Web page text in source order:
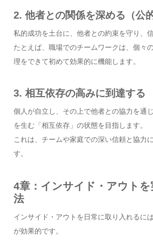
2. 他者との関係を深める（公
私的成功を土台に、他者との約束を守り、
たとえば、職場でのチームワークは、個々
理をできて初めて効果的に機能します。
3. 相互依存の高みに到達する
個人が自立し、その上で他者との協力を通
を生む「相互依存」の状態を目指します。
これは、チームや家庭での深い信頼と協力
す。
4章：インサイド・アウト
法
インサイド・アウトを日常に取り入れるに
が効果的です。